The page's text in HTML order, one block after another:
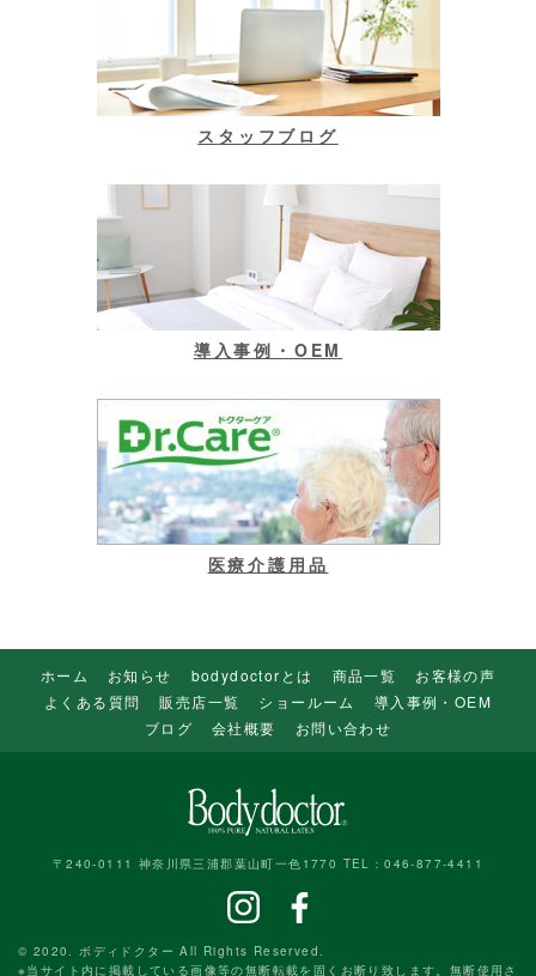
スタッフブログ
導入事例・OEM
医療介護用品
ホーム お知らせ bodydoctorとは 商品一覧
お客様の声
よくある質問
販売店一覧 ショールーム
導入事例・OEM
ブログ
会社概要 お問い合わせ
〒240-0111 神奈川県三浦郡葉山町一色1770 TEL：046-877-4411
© 2020. ボディドクター All Rights Reserved.
※当サイト内に掲載している画像等の無断転載を固くお断り致します。無断使用さ